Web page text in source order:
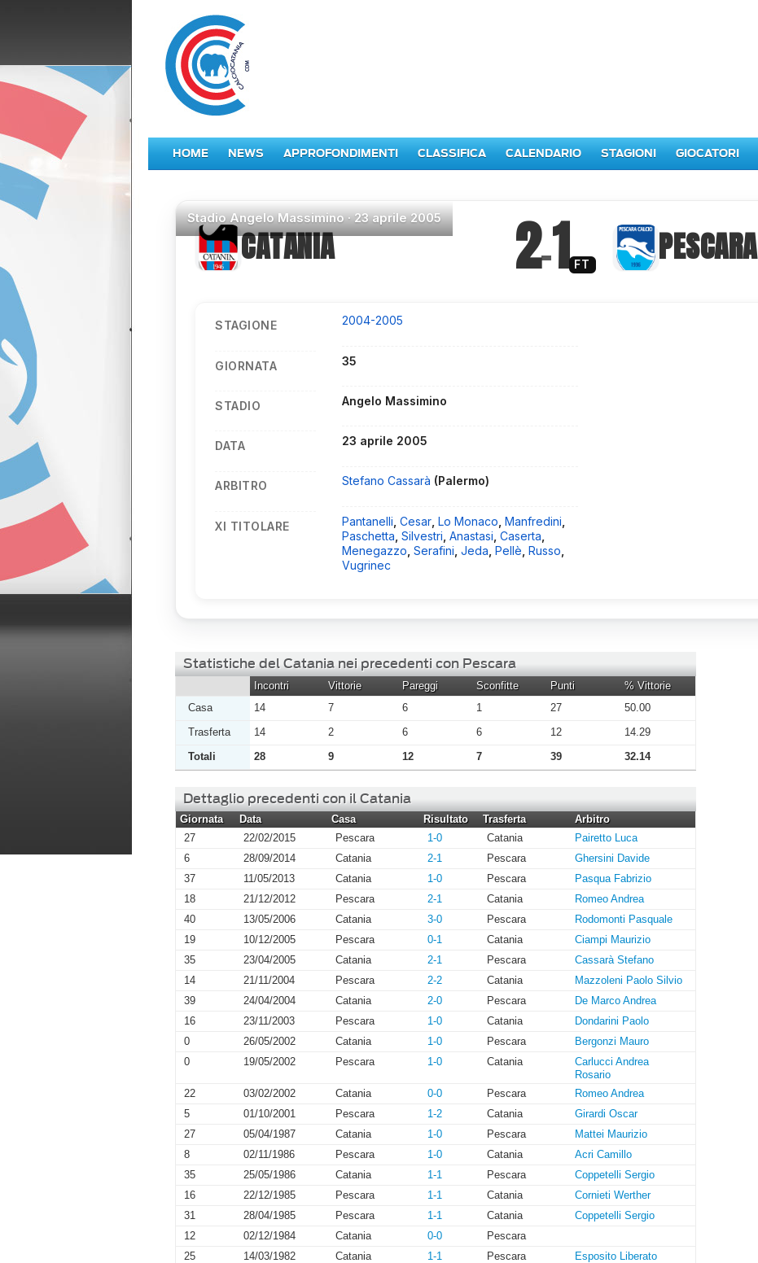
HOME NEWS APPROFONDIMENTI CLASSIFICA CALENDARIO STAGIONI GIOCATORI
StadioAngelo Massimino ·23 aprile 2005
CATANIA 2–1 FT PESCARA
STAGIONE 2004-2005
GIORNATA 35
STADIO Angelo Massimino
DATA 23 aprile 2005
ARBITRO Stefano Cassarà (Palermo)
XI TITOLARE Pantanelli ,Cesar ,Lo Monaco ,Manfredini
Paschetta ,Silvestri ,Anastasi ,Caserta
Menegazzo ,Serafini ,Jeda ,Pellè ,Russo
Vugrinec
Statistiche del Catania nei precedenti con Pescara
Incontri Vittorie Pareggi Sconfitte Punti
% Vittorie
Casa
14 7 6 1 27
50.00
Trasferta
14 2 6 6 12
14.29
Totali
28 9 12 7 39 32.14
Dettaglio precedenti con il Catania
Giornata Data Casa Risultato Trasferta
Arbitro
27
22/02/2015 Pescara 1-0 Catania
Pairetto Luca
6
28/09/2014 Catania 2-1 Pescara
Ghersini Davide
37
11/05/2013 Catania 1-0 Pescara
Pasqua Fabrizio
18
21/12/2012 Pescara 2-1 Catania
Romeo Andrea
40
13/05/2006 Catania 3-0 Pescara
Rodomonti Pasquale
19
10/12/2005 Pescara 0-1 Catania
Ciampi Maurizio
35
23/04/2005 Catania 2-1 Pescara
Cassarà Stefano
14
21/11/2004 Pescara 2-2 Catania
Mazzoleni Paolo Silvio
39
24/04/2004 Catania 2-0 Pescara
De Marco Andrea
16
23/11/2003 Pescara 1-0 Catania
Dondarini Paolo
0
26/05/2002 Catania 1-0 Pescara
Bergonzi Mauro
0
19/05/2002 Pescara 1-0 Catania
Carlucci Andrea
Rosario
22
03/02/2002 Catania 0-0 Pescara
Romeo Andrea
5
01/10/2001 Pescara 1-2 Catania
Girardi Oscar
27
05/04/1987 Catania 1-0 Pescara
Mattei Maurizio
8
02/11/1986 Pescara 1-0 Catania
Acri Camillo
35
25/05/1986 Catania 1-1 Pescara
Coppetelli Sergio
16
22/12/1985 Pescara 1-1 Catania
Cornieti Werther
31
28/04/1985 Pescara 1-1 Catania
Coppetelli Sergio
12
02/12/1984 Catania 0-0
Pescara
25
14/03/1982 Catania 1-1 Pescara
Esposito Liberato